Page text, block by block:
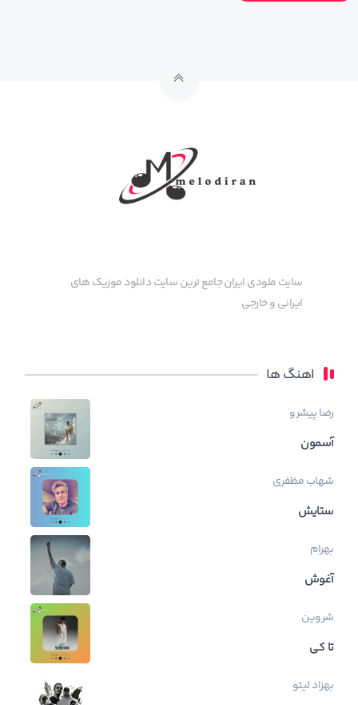
سایت ملودی ایران جامع ترین سایت دانلود موزیک های
ایرانی و خارجی
اهنگ ها
رضا پیشرو
آسمون
شهاب مظفری
ستایش
بهرام
آغوش
شروین
تا کی
بهزاد لیتو